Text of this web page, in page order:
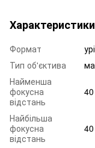
Характеристики
Формат
Тип об'єктива
Найменша
фокусна
відстань
Найбільша
фокусна
відстань